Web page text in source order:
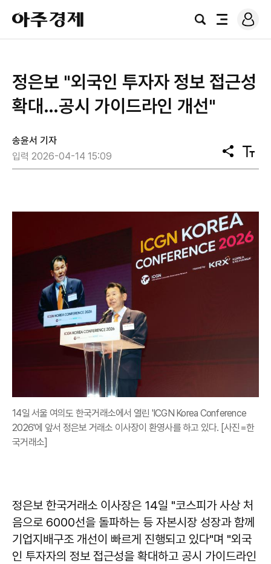
아
주
경
검
전
로
그
정은보 "외국인 투자자 정보 접근성
확대…공시 가이드라인 개선"
송윤서 기자
입력 2026-04-14 15:09
공
유
텍
스
14일 서울 여의도 한국거래소에서 열린 'ICGN Korea Conference
2026'에 앞서 정은보 거래소 이사장이 환영사를 하고 있다. [사진=한
국거래소]
정은보 한국거래소 이사장은 14일 "코스피가 사상 처
음으로 6000선을 돌파하는 등 자본시장 성장과 함께
기업지배구조 개선이 빠르게 진행되고 있다"며 "외국
인 투자자의 정보 접근성을 확대하고 공시 가이드라인